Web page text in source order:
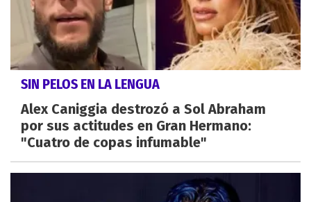
SIN PELOS EN LA LENGUA
Alex Caniggia destrozó a Sol Abraham
por sus actitudes en Gran Hermano:
"Cuatro de copas infumable"